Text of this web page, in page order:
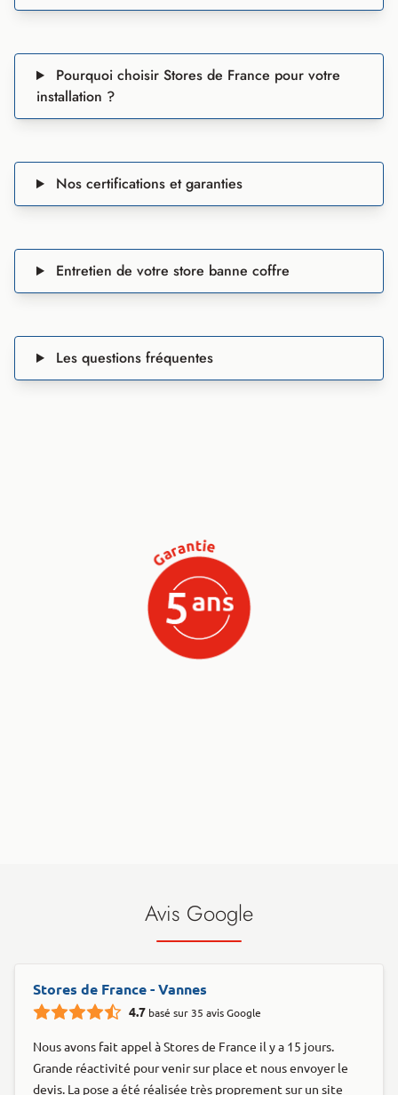
Pourquoi choisir Stores de France pour votre
installation ?
Nos certifications et garanties
Entretien de votre store banne coffre
Les questions fréquentes
Avis Google
Stores de France - Vannes
4.7 basé sur 35 avis Google
Nous avons fait appel à Stores de France il y a 15 jours.
Grande réactivité pour venir sur place et nous envoyer le
devis. La pose a été réalisée très proprement sur un site